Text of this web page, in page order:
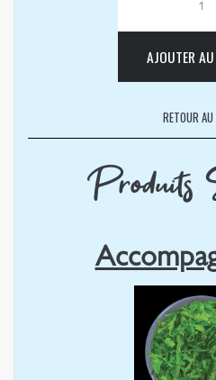
AJOUTER
RETOUR
Produits